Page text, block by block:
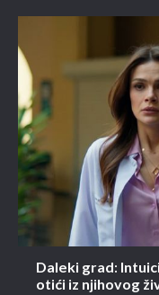
Daleki grad:
otići iz njihovog